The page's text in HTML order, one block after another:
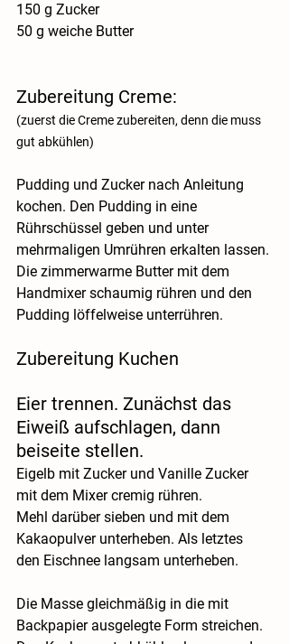
150 g Zucker
50 g weiche Butter
Zubereitung Creme:
(zuerst die Creme zubereiten, denn die muss
gut abkühlen)
Pudding und Zucker nach Anleitung
kochen. Den Pudding in eine
Rührschüssel geben und unter
mehrmaligen Umrühren erkalten lassen.
Die zimmerwarme Butter mit dem
Handmixer schaumig rühren und den
Pudding löffelweise unterrühren.
Zubereitung Kuchen
Eier trennen. Zunächst das
Eiweiß aufschlagen, dann
beiseite stellen.
Eigelb mit Zucker und Vanille Zucker
mit dem Mixer cremig rühren.
Mehl darüber sieben und mit dem
Kakaopulver unterheben. Als letztes
den Eischnee langsam unterheben.
Die Masse gleichmäßig in die mit
Backpapier ausgelegte Form streichen.